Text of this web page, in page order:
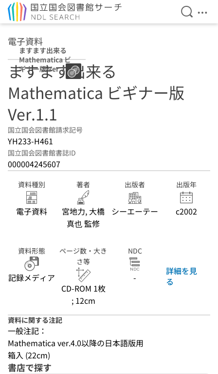
検索を
メ
電子資料
ますます出来る
Mathematica ビ
ギナー版 Ver.1.1
ますます出来る
Mathematica ビギナー版
Ver.1.1
国立国会図書館請求記号
YH233-H461
国立国会図書館書誌ID
000004245607
資料種別
電子資料
著者
宮地力, 大橋
真也 監修
出版者
シーエーテー
出版年
c2002
資料形態
記録メディア
ページ数・大き
さ等
CD-ROM 1枚
; 12cm
NDC
-
詳細を見
る
資料に関する注記
一般注記：
Mathematica ver.4.0以降の日本語版用
箱入 (22cm)
書店で探す